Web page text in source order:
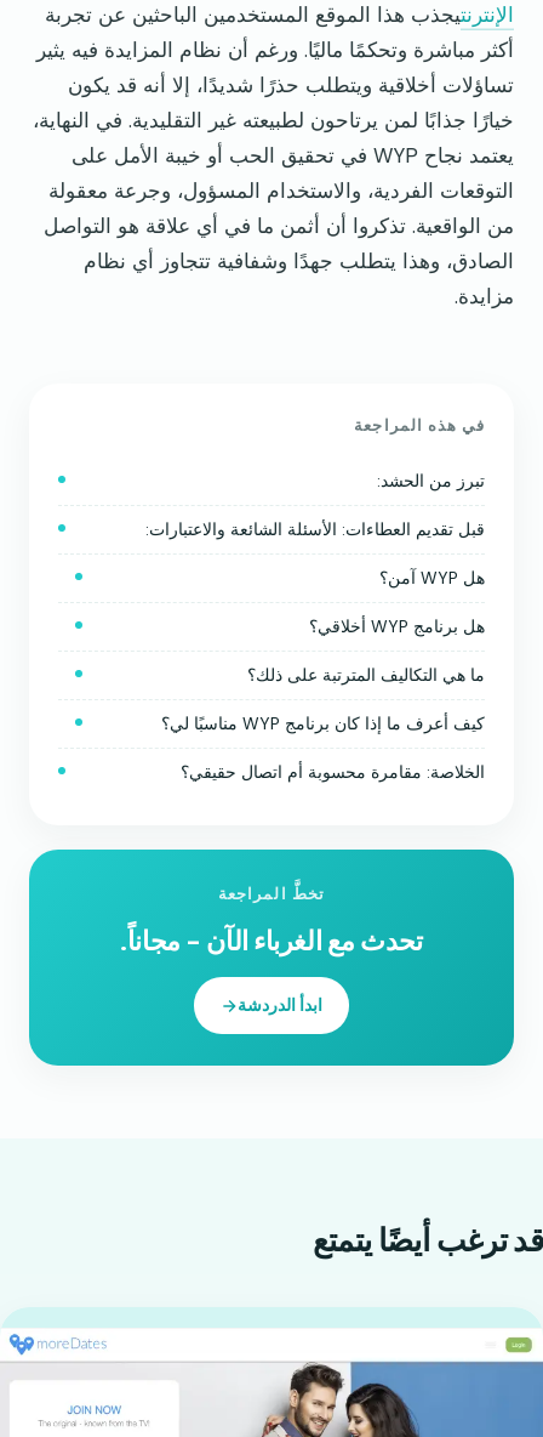
الإنترنتيجذب هذا الموقع المستخدمين الباحثين عن تجربة
أكثر مباشرة وتحكمًا ماليًا. ورغم أن نظام المزايدة فيه يثير
تساؤلات أخلاقية ويتطلب حذرًا شديدًا، إلا أنه قد يكون
خيارًا جذابًا لمن يرتاحون لطبيعته غير التقليدية. في النهاية،
يعتمد نجاح WYP في تحقيق الحب أو خيبة الأمل على
التوقعات الفردية، والاستخدام المسؤول، وجرعة معقولة
من الواقعية. تذكروا أن أثمن ما في أي علاقة هو التواصل
الصادق، وهذا يتطلب جهدًا وشفافية تتجاوز أي نظام
مزايدة.
في هذه المراجعة
تبرز من الحشد:
قبل تقديم العطاءات: الأسئلة الشائعة والاعتبارات:
هل WYP آمن؟
هل برنامج WYP أخلاقي؟
ما هي التكاليف المترتبة على ذلك؟
كيف أعرف ما إذا كان برنامج WYP مناسبًا لي؟
الخلاصة: مقامرة محسوبة أم اتصال حقيقي؟
تخطَّ المراجعة
تحدث مع الغرباء الآن - مجاناً.
ابدأ الدردشة
قد ترغب أيضًا يتمتع